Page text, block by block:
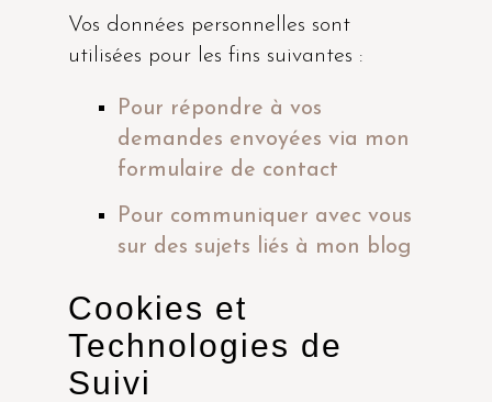
Vos données personnelles sont
utilisées pour les fins suivantes :
Pour répondre à vos
demandes envoyées via mon
formulaire de contact
Pour communiquer avec vous
sur des sujets liés à mon blog
Cookies et
Technologies de
Suivi